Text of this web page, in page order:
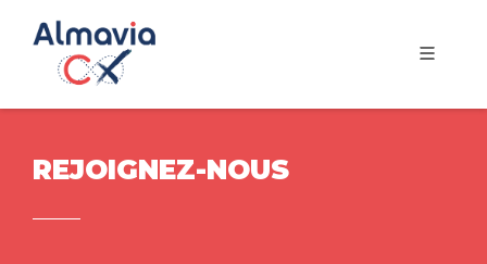
REJOIGNEZ-NOUS